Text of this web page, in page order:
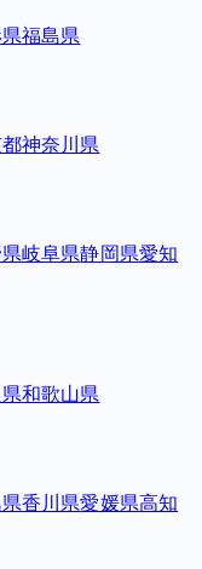
福島県
神奈川県
岐阜県静岡県愛知
和歌山県
香川県愛媛県高知